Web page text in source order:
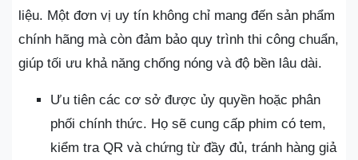
liệu. Một đơn vị uy tín không chỉ mang đến sản phẩm
chính hãng mà còn đảm bảo quy trình thi công chuẩn,
giúp tối ưu khả năng chống nóng và độ bền lâu dài.
Ưu tiên các cơ sở được ủy quyền hoặc phân
phối chính thức. Họ sẽ cung cấp phim có tem,
kiểm tra QR và chứng từ đầy đủ, tránh hàng giả